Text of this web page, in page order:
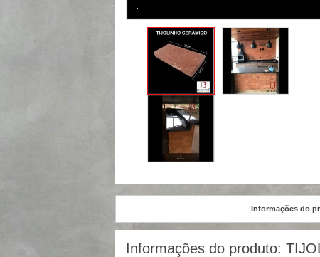
Informações do
Informações do produto: